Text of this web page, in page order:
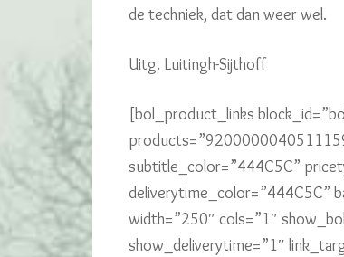
de techniek, dat dan weer wel.
Uitg. Luitingh-Sijthoff
[bol_product_links
subtitle_color=”444C5C”
deliverytime_color=”444C5C”
width=”250″ cols=”1″
show_deliverytime=”1″